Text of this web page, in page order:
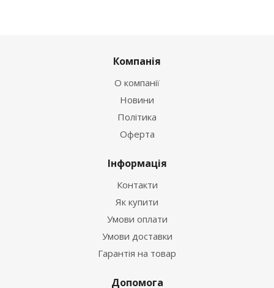
Компанія
О компанії
Новини
Політика
Оферта
Інформація
Контакти
Як купити
Умови оплати
Умови доставки
Гарантія на товар
Допомога